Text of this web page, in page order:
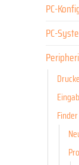
PC-
PC-
Finder